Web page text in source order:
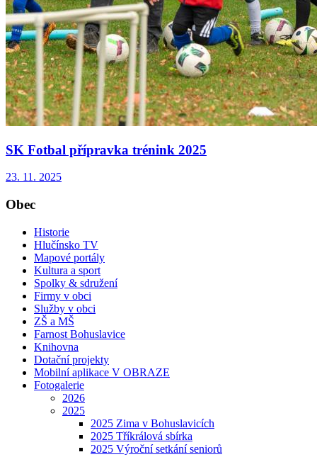
SK Fotbal přípravka trénink 2025
23. 11. 2025
Obec
Historie
Hlučínsko TV
Mapové portály
Kultura a sport
Spolky & sdružení
Firmy v obci
Služby v obci
ZŠ a MŠ
Farnost Bohuslavice
Knihovna
Dotační projekty
Mobilní aplikace V OBRAZE
Fotogalerie
2026
2025
2025 Zima v Bohuslavicích
2025 Tříkrálová sbírka
2025 Výroční setkání seniorů